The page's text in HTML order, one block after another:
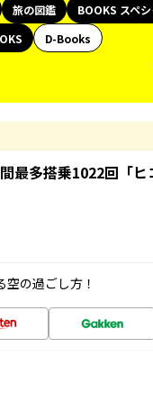
旅の図鑑
BOOKS スペ
D-Books
多搭乗1022回「ヒ
の過ごし方！